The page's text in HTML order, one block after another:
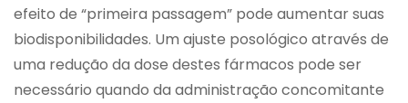
efeito de “primeira passagem” pode aumentar suas
biodisponibilidades. Um ajuste posológico através de
uma redução da dose destes fármacos pode ser
necessário quando da administração concomitante